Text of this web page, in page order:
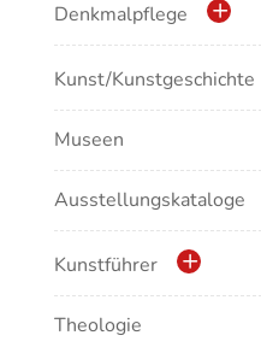
Denkmalpflege
Kulturdenkmale in
Kunst/Kunstgeschichte
Antike/Mittelalter
Renaissance/Barock/
Moderne/
Übergreifende
Museen
Ausstellungskataloge
Kunstführer
Abonnement
Theologie